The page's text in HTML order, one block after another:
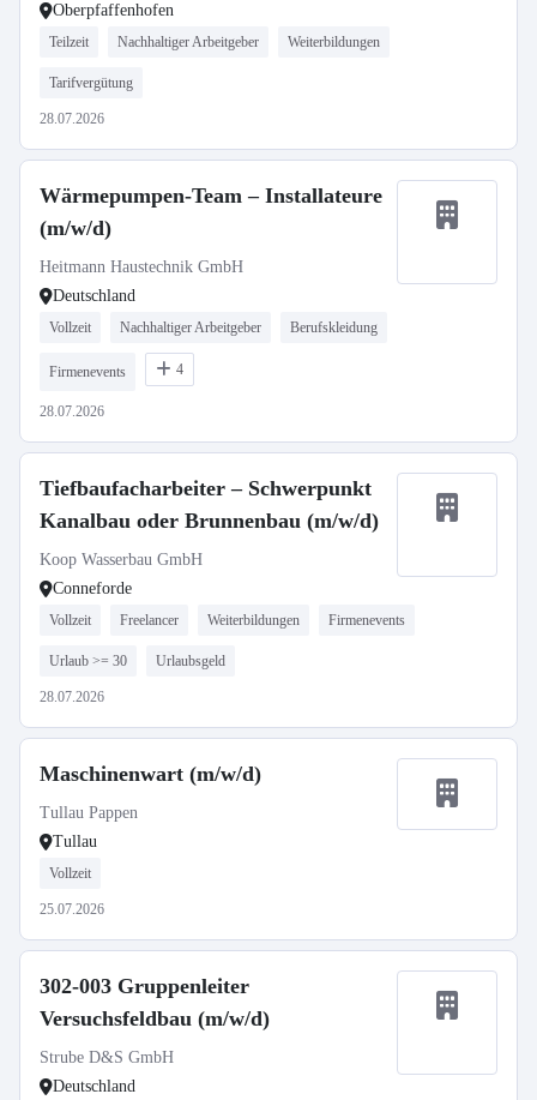
Oberpfaffenhofen
Teilzeit Nachhaltiger Arbeitgeber Weiterbildungen
Tarifvergütung
28.07.2026
Wärmepumpen-Team – Installateure
(m/w/d)
Heitmann Haustechnik GmbH
Deutschland
Vollzeit Nachhaltiger Arbeitgeber Berufskleidung
Firmenevents 4
28.07.2026
Tiefbaufacharbeiter – Schwerpunkt
Kanalbau oder Brunnenbau (m/w/d)
Koop Wasserbau GmbH
Conneforde
Vollzeit Freelancer Weiterbildungen Firmenevents
Urlaub >= 30 Urlaubsgeld
28.07.2026
Maschinenwart (m/w/d)
Tullau Pappen
Tullau
Vollzeit
25.07.2026
302-003 Gruppenleiter
Versuchsfeldbau (m/w/d)
Strube D&S GmbH
Deutschland